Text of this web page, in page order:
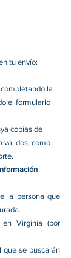
tu envío:
la
el formulario
copias de
válidos, como
la persona que
en Virginia (por
que se buscarán